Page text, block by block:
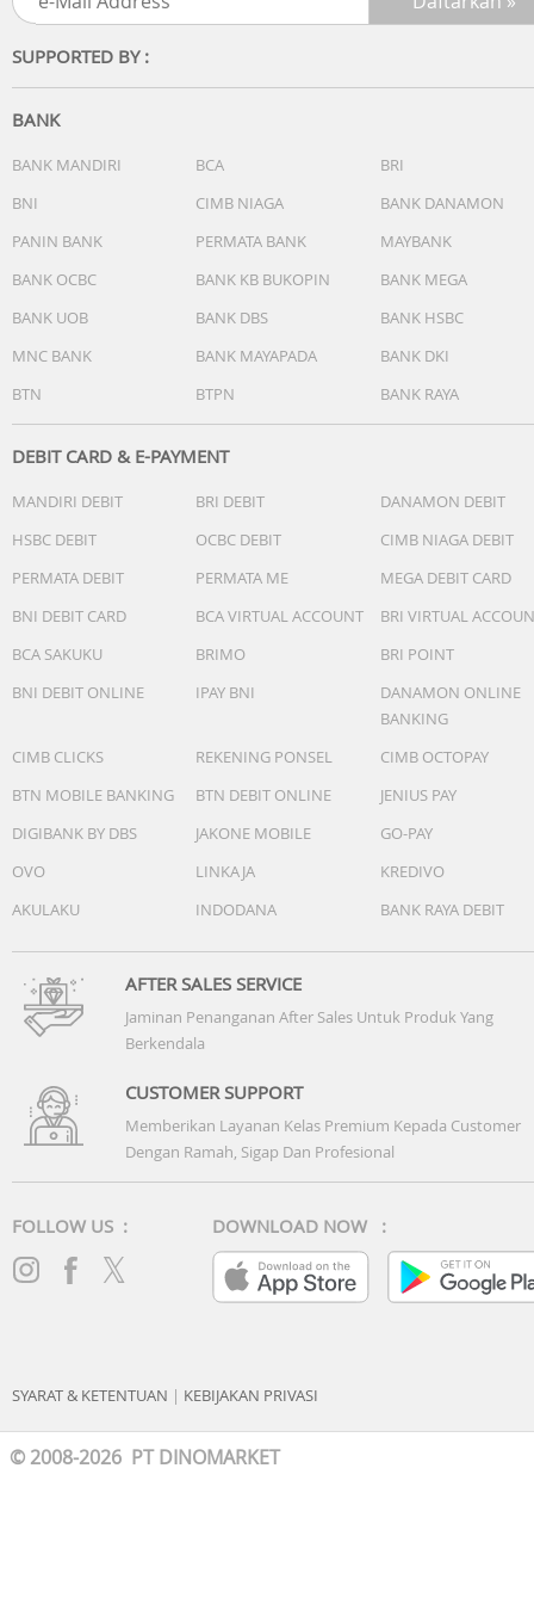
Corning Gorilla Glass 7i
Camera :
Rear Camera :
• 8MP Ultra Wide
• 32MP
6500mAh Battery
45W Ultra Charging
Reverse Wired Charging
Durability :
MIL-STD-810 US Military Grade Standard
Dual Speaker
Dolby Atmos
Connectivity & Features :
In-Display Fingerprint
NFC Support
Android 16
HiOS 16
Dimensi :
162.73 x 77.27 x 7.53 mm
SUPPORTED BY :
BANK
BANK MANDIRI BCA
BRI
BNI
CIMB NIAGA
BANK DANAMON
PANIN BANK
PERMATA BANK
MAYBANK
BANK OCBC
BANK KB BUKOPIN
BANK MEGA
BANK UOB
BANK DBS
BANK HSBC
MNC BANK
BANK MAYAPADA
BANK DKI
BTN
BTPN BANK RAYA
DEBIT CARD & E-PAYMENT
MANDIRI DEBIT BRI DEBIT
DANAMON DEBIT
HSBC DEBIT
OCBC DEBIT
CIMB NIAGA DEBIT
PERMATA DEBIT
PERMATA ME
MEGA DEBIT CARD
BNI DEBIT CARD
BCA VIRTUAL ACCOUNT
BRI VIRTUAL
BCA SAKUKU
BRIMO
BRI POINT
BNI DEBIT ONLINE
IPAY BNI
DANAMON ONLINE
BANKING
CIMB CLICKS
REKENING PONSEL
CIMB OCTOPAY
BTN MOBILE BANKING
BTN DEBIT ONLINE
JENIUS PAY
DIGIBANK BY DBS
JAKONE MOBILE
GO-PAY
OVO
LINKAJA
KREDIVO
AKULAKU
INDODANA BANK RAYA DEBIT
AFTER SALES SERVICE
Jaminan Penanganan After Sales Untuk Produk Yang
Berkendala
CUSTOMER SUPPORT
Memberikan Layanan Kelas Premium Kepada Customer
Dengan Ramah, Sigap Dan Profesional
FOLLOW US : DOWNLOAD NOW :
SYARAT & KETENTUAN | KEBIJAKAN PRIVASI
© 2008-2026 PT DINOMARKET